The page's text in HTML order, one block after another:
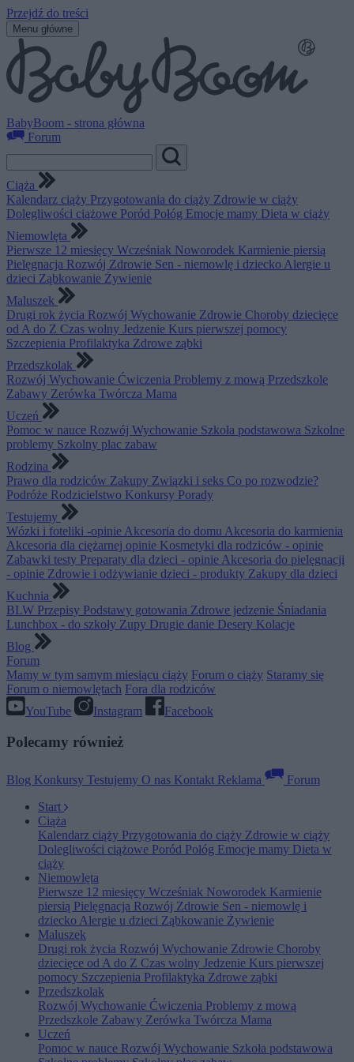
Przejdź do treści
Menu główne
BabyBoom - strona główna
Forum
Ciąża
Kalendarz ciąży Przygotowania do ciąży Zdrowie w ciąży
Dolegliwości ciążowe Poród Połóg Emocje mamy Dieta w ciąży
Niemowlęta
Pierwsze 12 miesięcy Wcześniak Noworodek Karmienie piersią
Pielęgnacja Rozwój Zdrowie Sen - niemowlę i dziecko Alergie u
dzieci Ząbkowanie Żywienie
Maluszek
Drugi rok życia Rozwój Wychowanie Zdrowie Choroby dziecięce
od A do Z Czas wolny Jedzenie Kurs pierwszej pomocy
Szczepienia Profilaktyka Zdrowe ząbki
Przedszkolak
Rozwój Wychowanie Ćwiczenia Problemy z mową Przedszkole
Zabawy Zerówka Twórcza Mama
Uczeń
Pomoc w nauce Rozwój Wychowanie Szkoła podstawowa Szkolne
problemy Szkolny plac zabaw
Rodzina
Prawo dla rodziców Zakupy Związki i seks Co po rozwodzie?
Podróże Rodzicielstwo Konkursy Porady
Testujemy
Wózki i foteliki -opinie Akcesoria do domu Akcesoria do karmienia
Akcesoria dla ciężarnej opinie Kosmetyki dla rodziców - opinie
Zabawki testy Preparaty dla dzieci - opinie Akcesoria do pielęgnacji
- opinie Zdrowie i odżywianie dzieci - produkty Zakupy dla dzieci
Kuchnia
BLW Przepisy Podstawy gotowania Zdrowe jedzenie Śniadania
Lunchbox - do szkoły Zupy Drugie danie Desery Kolacje
Blog
Forum
Mamy w tym samym miesiącu ciąży Forum o ciąży Staramy się
Forum o niemowlętach Fora dla rodziców
YouTube
Instagram Facebook
Polecamy również
Blog Konkursy Testujemy O nas Kontakt Reklama
Forum
Start
Ciąża
Kalendarz ciąży Przygotowania do ciąży Zdrowie w ciąży
Dolegliwości ciążowe Poród Połóg Emocje mamy Dieta w
ciąży
Niemowlęta
Pierwsze 12 miesięcy Wcześniak Noworodek Karmienie
piersią Pielęgnacja Rozwój Zdrowie Sen - niemowlę i
dziecko Alergie u dzieci Ząbkowanie Żywienie
Maluszek
Drugi rok życia Rozwój Wychowanie Zdrowie Choroby
dziecięce od A do Z Czas wolny Jedzenie Kurs pierwszej
pomocy Szczepienia Profilaktyka Zdrowe ząbki
Przedszkolak
Rozwój Wychowanie Ćwiczenia Problemy z mową
Przedszkole Zabawy Zerówka Twórcza Mama
Uczeń
Pomoc w nauce Rozwój Wychowanie Szkoła podstawowa